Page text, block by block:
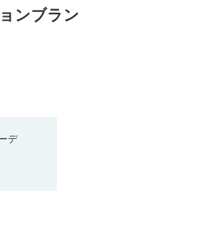
ンブラン
デ